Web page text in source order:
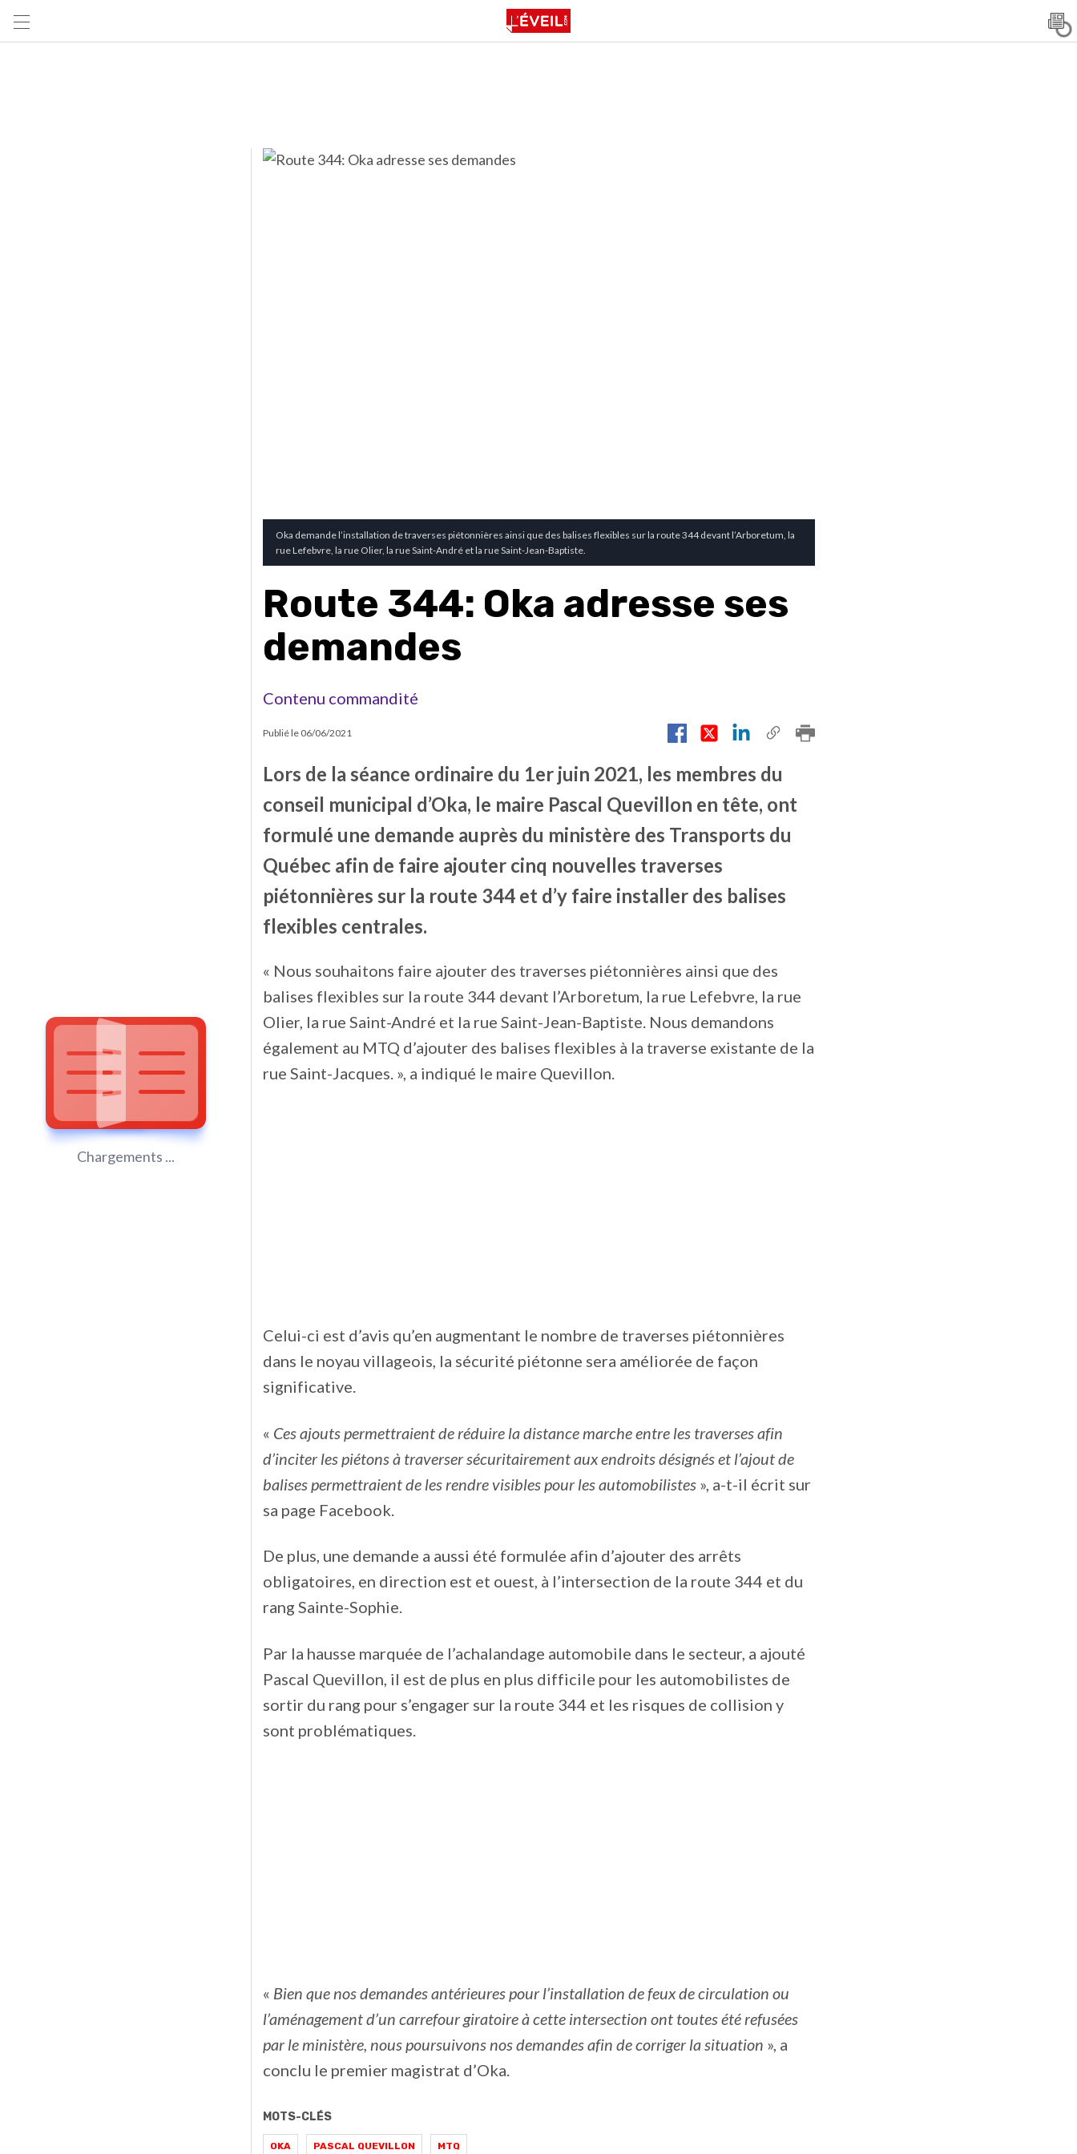
Chargements ...
Oka demande l’installation de traverses piétonnières ainsi que des balises flexibles sur la route 344 devant l’Arboretum, la
rue Lefebvre, la rue Olier, la rue Saint-André et la rue Saint-Jean-Baptiste.
Route 344: Oka adresse ses
demandes
Contenu commandité
Publié le 06/06/2021
Lors de la séance ordinaire du 1er juin 2021, les membres du
conseil municipal d’Oka, le maire Pascal Quevillon en tête, ont
formulé une demande auprès du ministère des Transports du
Québec afin de faire ajouter cinq nouvelles traverses
piétonnières sur la route 344 et d’y faire installer des balises
flexibles centrales.
« Nous souhaitons faire ajouter des traverses piétonnières ainsi que des
balises flexibles sur la route 344 devant l’Arboretum, la rue Lefebvre, la rue
Olier, la rue Saint-André et la rue Saint-Jean-Baptiste. Nous demandons
également au MTQ d’ajouter des balises flexibles à la traverse existante de la
rue Saint-Jacques. », a indiqué le maire Quevillon.
Celui-ci est d’avis qu’en augmentant le nombre de traverses piétonnières
dans le noyau villageois, la sécurité piétonne sera améliorée de façon
significative.
« Ces ajouts permettraient de réduire la distance marche entre les traverses afin
d’inciter les piétons à traverser sécuritairement aux endroits désignés et l’ajout de
balises permettraient de les rendre visibles pour les automobilistes», a-t-il écrit sur
sa page Facebook.
De plus, une demande a aussi été formulée afin d’ajouter des arrêts
obligatoires, en direction est et ouest, à l’intersection de la route 344 et du
rang Sainte-Sophie.
Par la hausse marquée de l’achalandage automobile dans le secteur, a ajouté
Pascal Quevillon, il est de plus en plus difficile pour les automobilistes de
sortir du rang pour s’engager sur la route 344 et les risques de collision y
sont problématiques.
« Bien que nos demandes antérieures pour l’installation de feux de circulation ou
l’aménagement d’un carrefour giratoire à cette intersection ont toutes été refusées
par le ministère, nous poursuivons nos demandes afin de corriger la situation », a
conclu le premier magistrat d’Oka.
MOTS-CLÉS
OKA PASCAL QUEVILLON MTQ